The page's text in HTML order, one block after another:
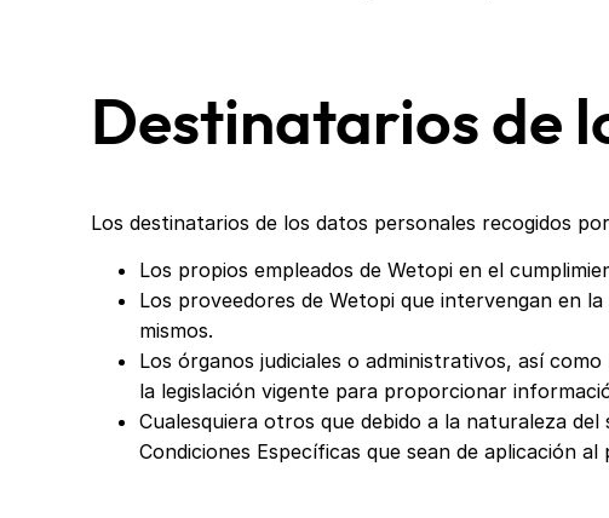
Destinatarios de
Los destinatarios de los datos personales recogidos
Los propios empleados de Wetopi en el
Los proveedores de Wetopi que intervengan en
mismos.
Los órganos judiciales o administrativos, así
la legislación vigente para proporcionar
Cualesquiera otros que debido a la naturaleza
Condiciones Específicas que sean de aplicación